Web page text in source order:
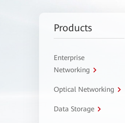
Products
Enterprise
Networking
Optical Networking
Data Storage